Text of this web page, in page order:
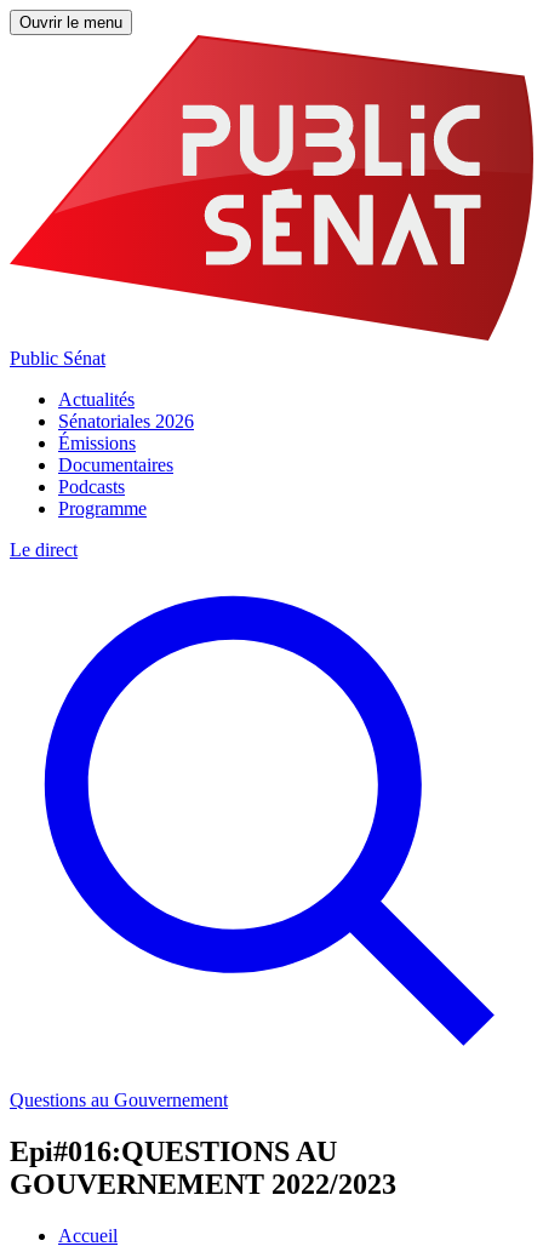
Ouvrir le menu
Public Sénat
Actualités
Sénatoriales 2026
Émissions
Documentaires
Podcasts
Programme
Le direct
Questions au Gouvernement
Epi#016:QUESTIONS AU
GOUVERNEMENT 2022/2023
Accueil